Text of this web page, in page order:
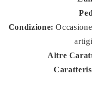
Condizione:
Altre